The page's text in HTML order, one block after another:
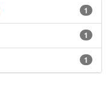
1
1
1